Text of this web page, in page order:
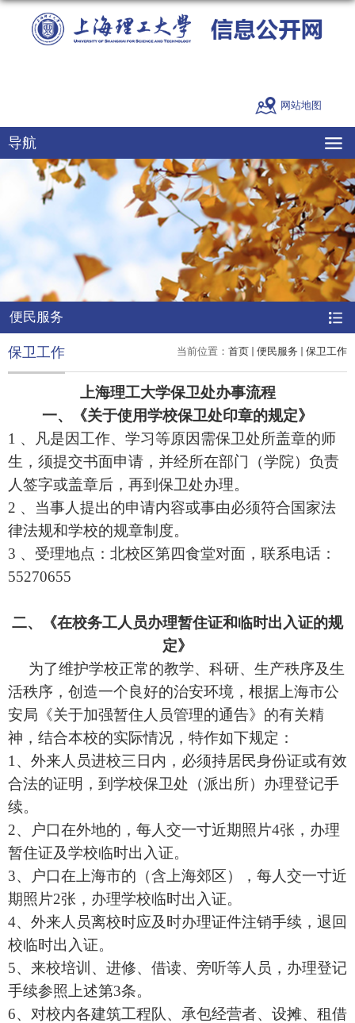
网站地图
导航
便民服务
当前位置： 首页 便民服务 保卫工作
保卫工作
上海理工大学保卫处办事流程
一、《关于使用学校保卫处印章的规定》
1 、凡是因工作、学习等原因需保卫处所盖章的师
生，须提交书面申请，并经所在部门（学院）负责
人签字或盖章后，再到保卫处办理。
2 、当事人提出的申请内容或事由必须符合国家法
律法规和学校的规章制度。
3 、受理地点：北校区第四食堂对面，联系电话：
55270655
二、《在校务工人员办理暂住证和临时出入证的规
定》
为了维护学校正常的教学、科研、生产秩序及生
活秩序，创造一个良好的治安环境，根据上海市公
安局《关于加强暂住人员管理的通告》的有关精
神，结合本校的实际情况，特作如下规定：
1、外来人员进校三日内，必须持居民身份证或有效
合法的证明，到学校保卫处（派出所）办理登记手
续。
2、户口在外地的，每人交一寸近期照片4张，办理
暂住证及学校临时出入证。
3、户口在上海市的（含上海郊区），每人交一寸近
期照片2张，办理学校临时出入证。
4、外来人员离校时应及时办理证件注销手续，退回
校临时出入证。
5、来校培训、进修、借读、旁听等人员，办理登记
手续参照上述第3条。
6、对校内各建筑工程队、承包经营者、设摊、租借